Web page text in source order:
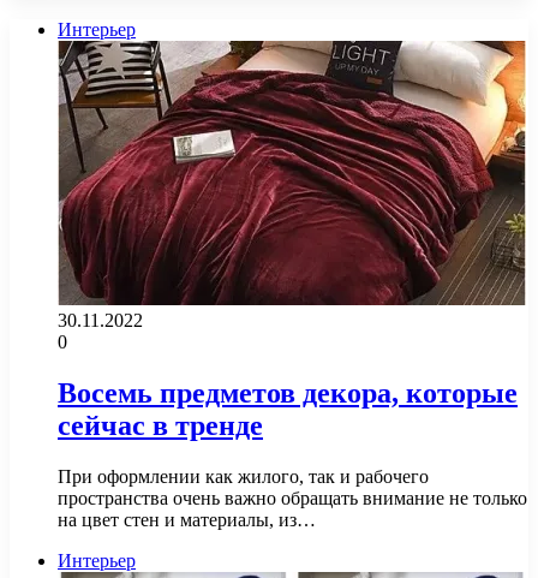
Интерьер
30.11.2022
0
Восемь предметов декора, которые
сейчас в тренде
При оформлении как жилого, так и рабочего
пространства очень важно обращать внимание не только
на цвет стен и материалы, из…
Интерьер